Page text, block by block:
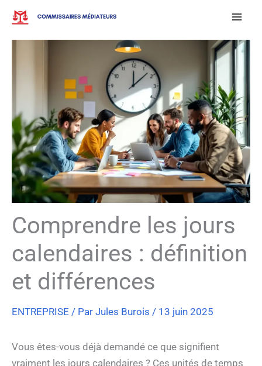
Aller
contenu
Comprendre les jours
calendaires : définition
et différences
ENTREPRISE / Par Jules Burois / 13 juin 2025
Vous êtes-vous déjà demandé ce que signifient
vraiment les jours calendaires ? Ces unités de temps